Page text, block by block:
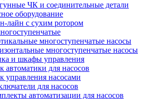
ЧК и соединительные детали
оборудование
лайн с сухим ротором
многоступенчатые насосы
многоступенчатые насосы
и шкафы управления
автоматики для насосов
управления насосами
для насосов
автоматизации для насосов